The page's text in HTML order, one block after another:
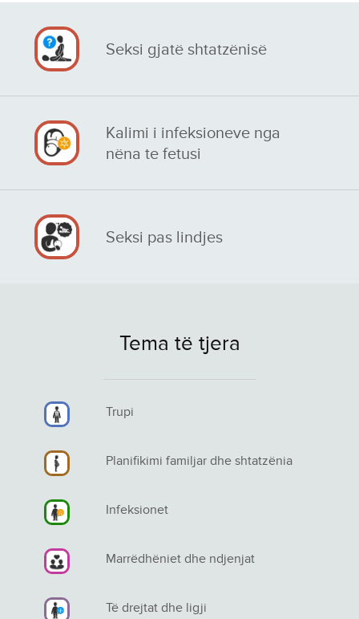
Seksi gjatë shtatzënisë
Kalimi i infeksioneve nga
nëna te fetusi
Seksi pas lindjes
Tema të tjera
Trupi
Planifikimi familjar dhe shtatzënia
Infeksionet
Marrëdhëniet dhe ndjenjat
Të drejtat dhe ligji